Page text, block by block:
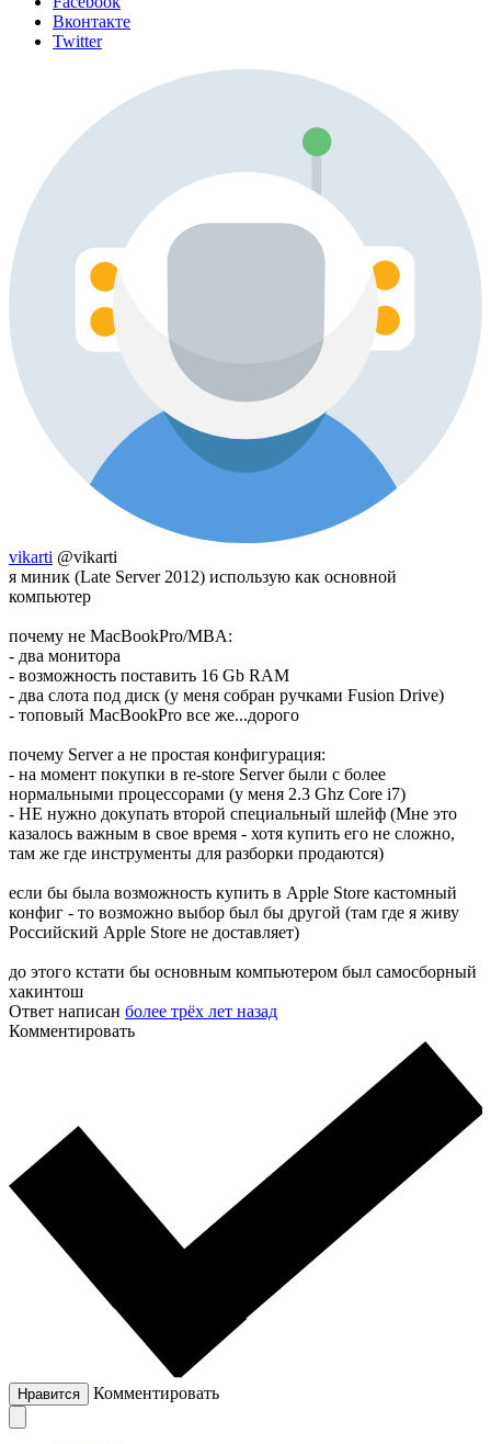
Вконтакте
Twitter
vikarti @vikarti
я миник (Late Server 2012) использую как основной
компьютер
почему не MacBookPro/MBA:
- два монитора
- возможность поставить 16 Gb RAM
- два слота под диск (у меня собран ручками Fusion Drive)
- топовый MacBookPro все же...дорого
почему Server а не простая конфигурация:
- на момент покупки в re-store Server были с более
нормальными процессорами (у меня 2.3 Ghz Core i7)
- НЕ нужно докупать второй специальный шлейф (Мне это
казалось важным в свое время - хотя купить его не сложно,
там же где инструменты для разборки продаются)
если бы была возможность купить в Apple Store кастомный
конфиг - то возможно выбор был бы другой (там где я живу
Российский Apple Store не доставляет)
до этого кстати бы основным компьютером был самосборный
хакинтош
Ответ написан более трёх лет назад
Комментировать
Нравится Комментировать